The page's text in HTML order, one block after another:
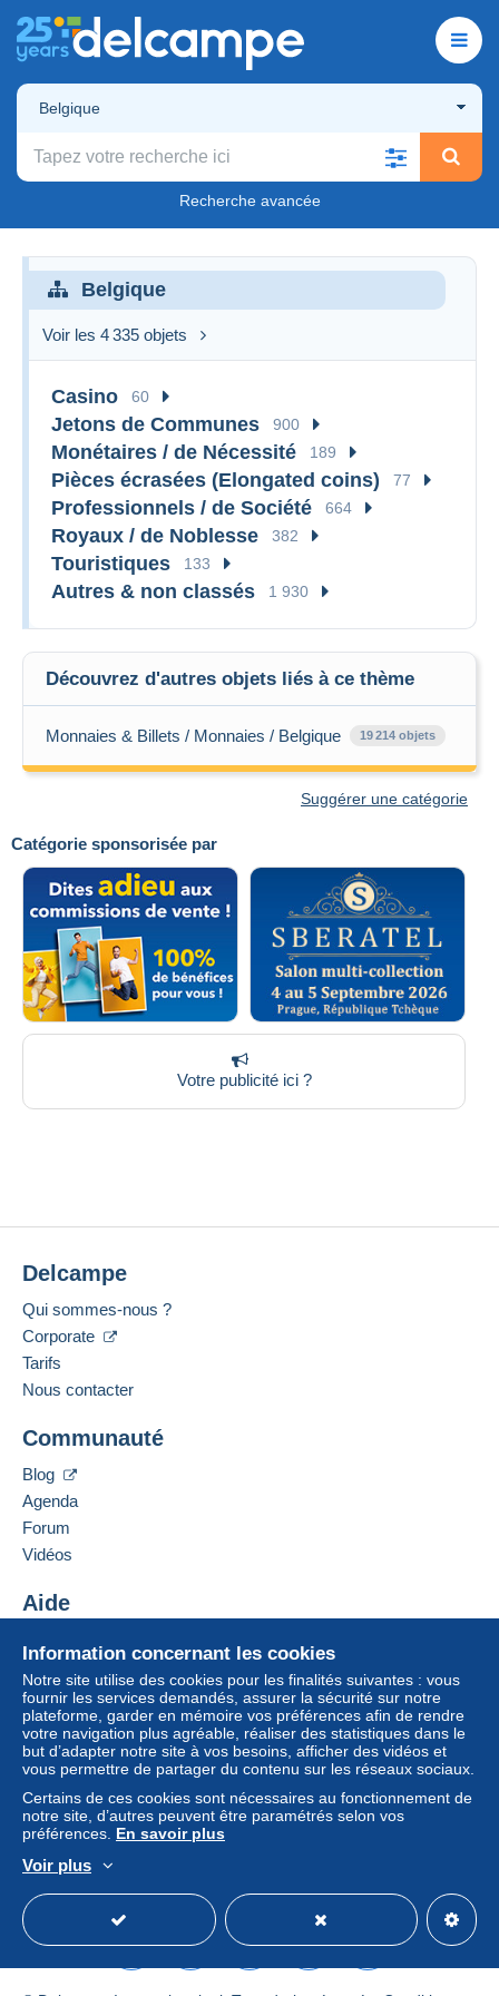
Belgique
Recherche avancée
Catégorie sponsorisée par
Votre publicité ici ?
Belgique
Voir les 4 335 objets
Casino 60
Jetons de Communes 900
Monétaires / de Nécessité 189
Pièces écrasées (Elongated coins) 77
Professionnels / de Société 664
Royaux / de Noblesse 382
Touristiques 133
Autres & non classés 1 930
Découvrez d'autres objets liés à ce thème
Monnaies & Billets / Monnaies / Belgique 19 214 objets
Suggérer une catégorie
Information concernant les cookies
Notre site utilise des cookies pour les finalités suivantes : vous
fournir les services demandés, assurer la sécurité sur notre
plateforme, garder en mémoire vos préférences afin de rendre
votre navigation plus agréable, réaliser des statistiques dans le
but d’adapter notre site à vos besoins, afficher des vidéos et
vous permettre de partager du contenu sur les réseaux sociaux.
Certains de ces cookies sont nécessaires au fonctionnement de
notre site, d’autres peuvent être paramétrés selon vos
préférences. En savoir plus
Voir plus
Delcampe
Qui sommes-nous ?
Corporate
Tarifs
Nous contacter
Communauté
Blog
Agenda
Forum
Vidéos
Aide
Acheter sur Delcampe
Vendre sur Delcampe
Un site sécurisé